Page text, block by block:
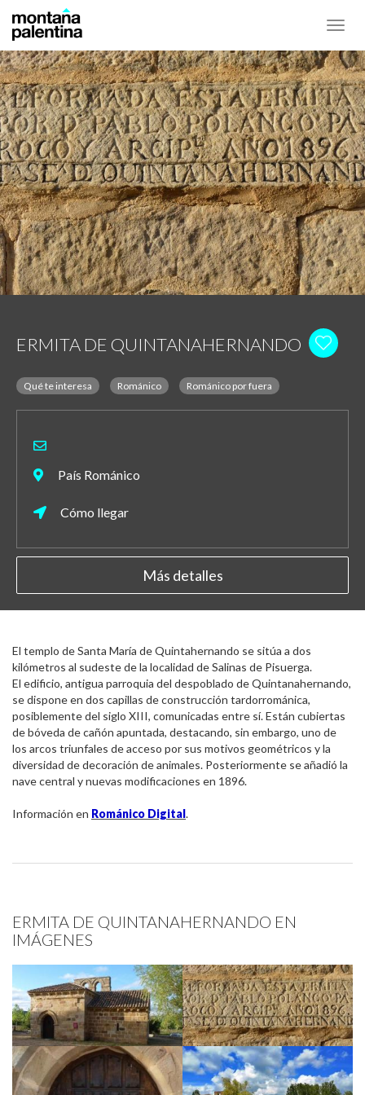
ERMITA DE QUINTANAHERNANDO
Qué te interesa Románico Románico por fuera
País Románico
Cómo llegar
Más detalles
El templo de Santa María de Quintahernando se sitúa a dos
kilómetros al sudeste de la localidad de Salinas de Pisuerga.
El edificio, antigua parroquia del despoblado de Quintanahernando,
se dispone en dos capillas de construcción tardorrománica,
posiblemente del siglo XIII, comunicadas entre sí. Están cubiertas
de bóveda de cañón apuntada, destacando, sin embargo, uno de
los arcos triunfales de acceso por sus motivos geométricos y la
diversidad de decoración de animales. Posteriormente se añadió la
nave central y nuevas modificaciones en 1896.
Información en Románico Digital.
ERMITA DE QUINTANAHERNANDO EN
IMÁGENES